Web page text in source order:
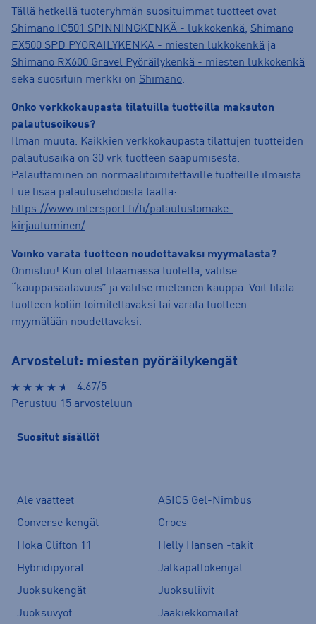
Tällä hetkellä tuoteryhmän suosituimmat tuotteet ovat
Shimano IC501 SPINNINGKENKÄ - lukkokenkä, Shimano
EX500 SPD PYÖRÄILYKENKÄ - miesten lukkokenkä ja
Shimano RX600 Gravel Pyöräilykenkä - miesten lukkokenkä
sekä suosituin merkki on Shimano.
Onko verkkokaupasta tilatuilla tuotteilla maksuton
palautusoikeus?
Ilman muuta. Kaikkien verkkokaupasta tilattujen tuotteiden
palautusaika on 30 vrk tuotteen saapumisesta.
Palauttaminen on normaalitoimitettaville tuotteille ilmaista.
Lue lisää palautusehdoista täältä:
https://www.intersport.fi/fi/palautuslomake-
kirjautuminen/.
Voinko varata tuotteen noudettavaksi myymälästä?
Onnistuu! Kun olet tilaamassa tuotetta, valitse
“kauppasaatavuus” ja valitse mieleinen kauppa. Voit tilata
tuotteen kotiin toimitettavaksi tai varata tuotteen
myymälään noudettavaksi.
Arvostelut: miesten pyöräilykengät
4.67/5
Perustuu 15 arvosteluun
Suositut sisällöt
Ale vaatteet
ASICS Gel-Nimbus
Converse kengät
Crocs
Hoka Clifton 11
Helly Hansen -takit
Hybridipyörät
Jalkapallokengät
Juoksukengät
Juoksuliivit
Juoksuvyöt
Jääkiekkomailat